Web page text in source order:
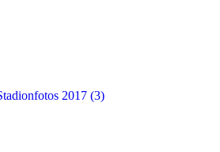
2017 (3)
2017 (3)